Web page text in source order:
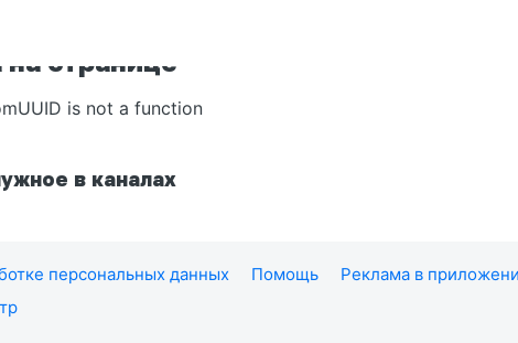
странице
is not a function
в каналах
персональных данных Помощь Реклама в